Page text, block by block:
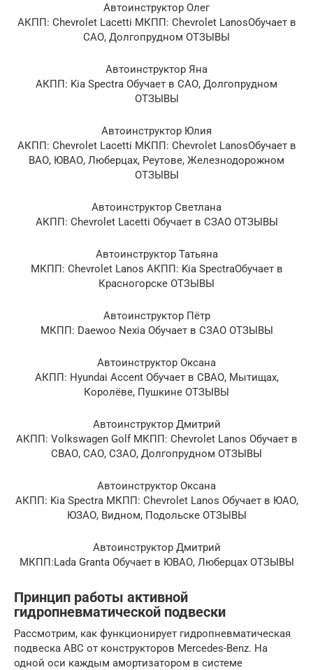
Автоинструктор Олег
АКПП: Chevrolet Lacetti МКПП: Chevrolet LanosОбучает в
САО, Долгопрудном ОТЗЫВЫ
Автоинструктор Яна
АКПП: Kia Spectra Обучает в САО, Долгопрудном
ОТЗЫВЫ
Автоинструктор Юлия
АКПП: Chevrolet Lacetti МКПП: Chevrolet LanosОбучает в
ВАО, ЮВАО, Люберцах, Реутове, Железнодорожном
ОТЗЫВЫ
Автоинструктор Светлана
АКПП: Chevrolet Lacetti Обучает в СЗАО ОТЗЫВЫ
Автоинструктор Татьяна
МКПП: Chevrolet Lanos АКПП: Kia SpectraОбучает в
Красногорске ОТЗЫВЫ
Автоинструктор Пётр
МКПП: Daewoo Nexia Обучает в СЗАО ОТЗЫВЫ
Автоинструктор Оксана
АКПП: Hyundai Accent Обучает в СВАО, Мытищах,
Королёве, Пушкине ОТЗЫВЫ
Автоинструктор Дмитрий
АКПП: Volkswagen Golf МКПП: Chevrolet Lanos Обучает в
СВАО, САО, СЗАО, Долгопрудном ОТЗЫВЫ
Автоинструктор Оксана
АКПП: Kia Spectra МКПП: Chevrolet Lanos Обучает в ЮАО,
ЮЗАО, Видном, Подольске ОТЗЫВЫ
Автоинструктор Дмитрий
МКПП:Lada Granta Обучает в ЮВАО, Люберцах ОТЗЫВЫ
Принцип работы активной
гидропневматической подвески
Рассмотрим, как функционирует гидропневматическая
подвеска ABC от конструкторов Mercedes-Benz. На
одной оси каждым амортизатором в системе